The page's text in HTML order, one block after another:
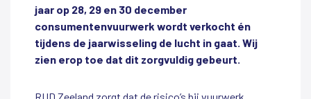
jaar op 28, 29 en 30 december
consumentenvuurwerk wordt verkocht én
tijdens de jaarwisseling de lucht in gaat. Wij
zien erop toe dat dit zorgvuldig gebeurt.